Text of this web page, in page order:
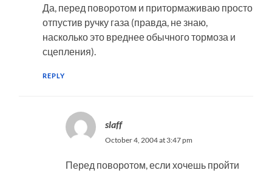
Да, перед поворотом и притормаживаю просто
отпустив ручку газа (правда, не знаю,
насколько это вреднее обычного тормоза и
сцепления).
REPLY
slaff
October 4, 2004 at 3:47 pm
Перед поворотом, если хочешь пройти